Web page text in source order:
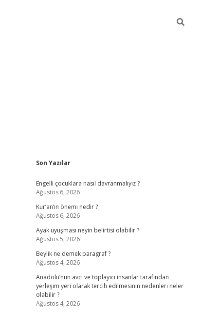
Sidebar
Son Yazılar
Engelli çocuklara nasıl davranmalıyız ?
Ağustos 6, 2026
Kur’an’ın önemi nedir ?
Ağustos 6, 2026
Ayak uyuşması neyin belirtisi olabilir ?
Ağustos 5, 2026
Beylik ne demek paragraf ?
Ağustos 4, 2026
Anadolu’nun avcı ve toplayıcı insanlar tarafından
yerleşim yeri olarak tercih edilmesinin nedenleri neler
olabilir ?
Ağustos 4, 2026